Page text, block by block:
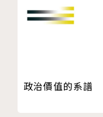
附錄五：《經濟與
章節區分的比較及
附錄六：韋伯《儒
參考書目
政治價值的系譜